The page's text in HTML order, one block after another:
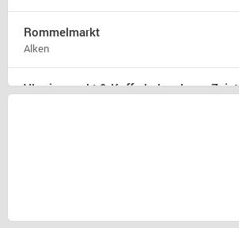
Rommelmarkt
Alken
Vlooienmarkt & Kofferbakverkoop Zeist